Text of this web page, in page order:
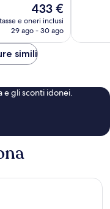
Il
prezzo
attuale
433 €
433 €
tasse e oneri inclusi
29 ago - 30 ago
simili
e gli sconti idonei.